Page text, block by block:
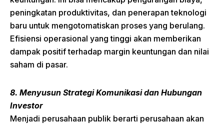
peningkatan produktivitas, dan penerapan teknologi
baru untuk mengotomatiskan proses yang berulang.
Efisiensi operasional yang tinggi akan memberikan
dampak positif terhadap margin keuntungan dan nilai
saham di pasar.
8. Menyusun Strategi Komunikasi dan Hubungan
Investor
Menjadi perusahaan publik berarti perusahaan akan